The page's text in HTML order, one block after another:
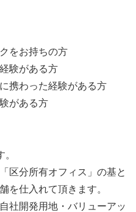
をお持ちの方
験がある方
携わった経験がある方
がある方
区分所有オフィス」の基と
を仕入れて頂きます。
社開発用地・バリューアッ